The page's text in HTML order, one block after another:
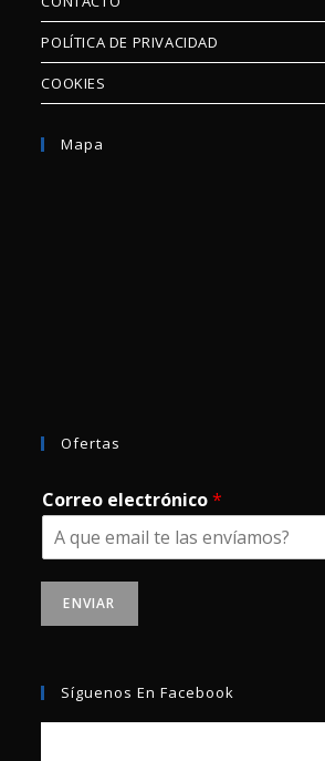
POLÍTICA DE PRIVACIDAD
COOKIES
Mapa
Ofertas
Correo electrónico*
ENVIAR
Síguenos En Facebook